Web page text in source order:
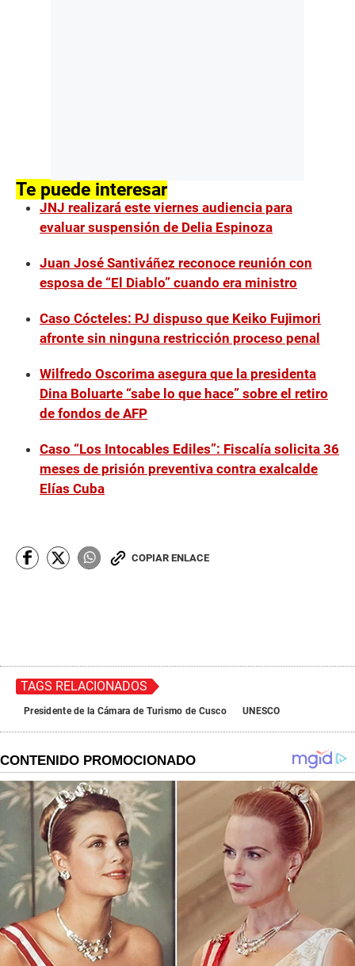
Te puede interesar
JNJ realizará este viernes audiencia para
evaluar suspensión de Delia Espinoza
Juan José Santiváñez reconoce reunión con
esposa de “El Diablo” cuando era ministro
Caso Cócteles: PJ dispuso que Keiko Fujimori
afronte sin ninguna restricción proceso penal
Wilfredo Oscorima asegura que la presidenta
Dina Boluarte “sabe lo que hace” sobre el retiro
de fondos de AFP
Caso “Los Intocables Ediles”: Fiscalía solicita 36
meses de prisión preventiva contra exalcalde
Elías Cuba
COPIAR ENLACE
TAGS RELACIONADOS
Presidente de la Cámara de Turismo de Cusco UNESCO